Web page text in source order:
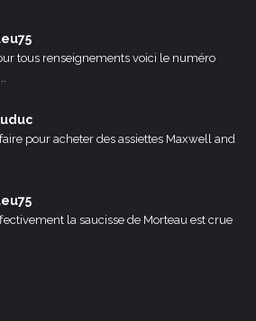
tous renseignements voici le numéro
pour acheter des assiettes Maxwell and
la saucisse de Morteau est crue